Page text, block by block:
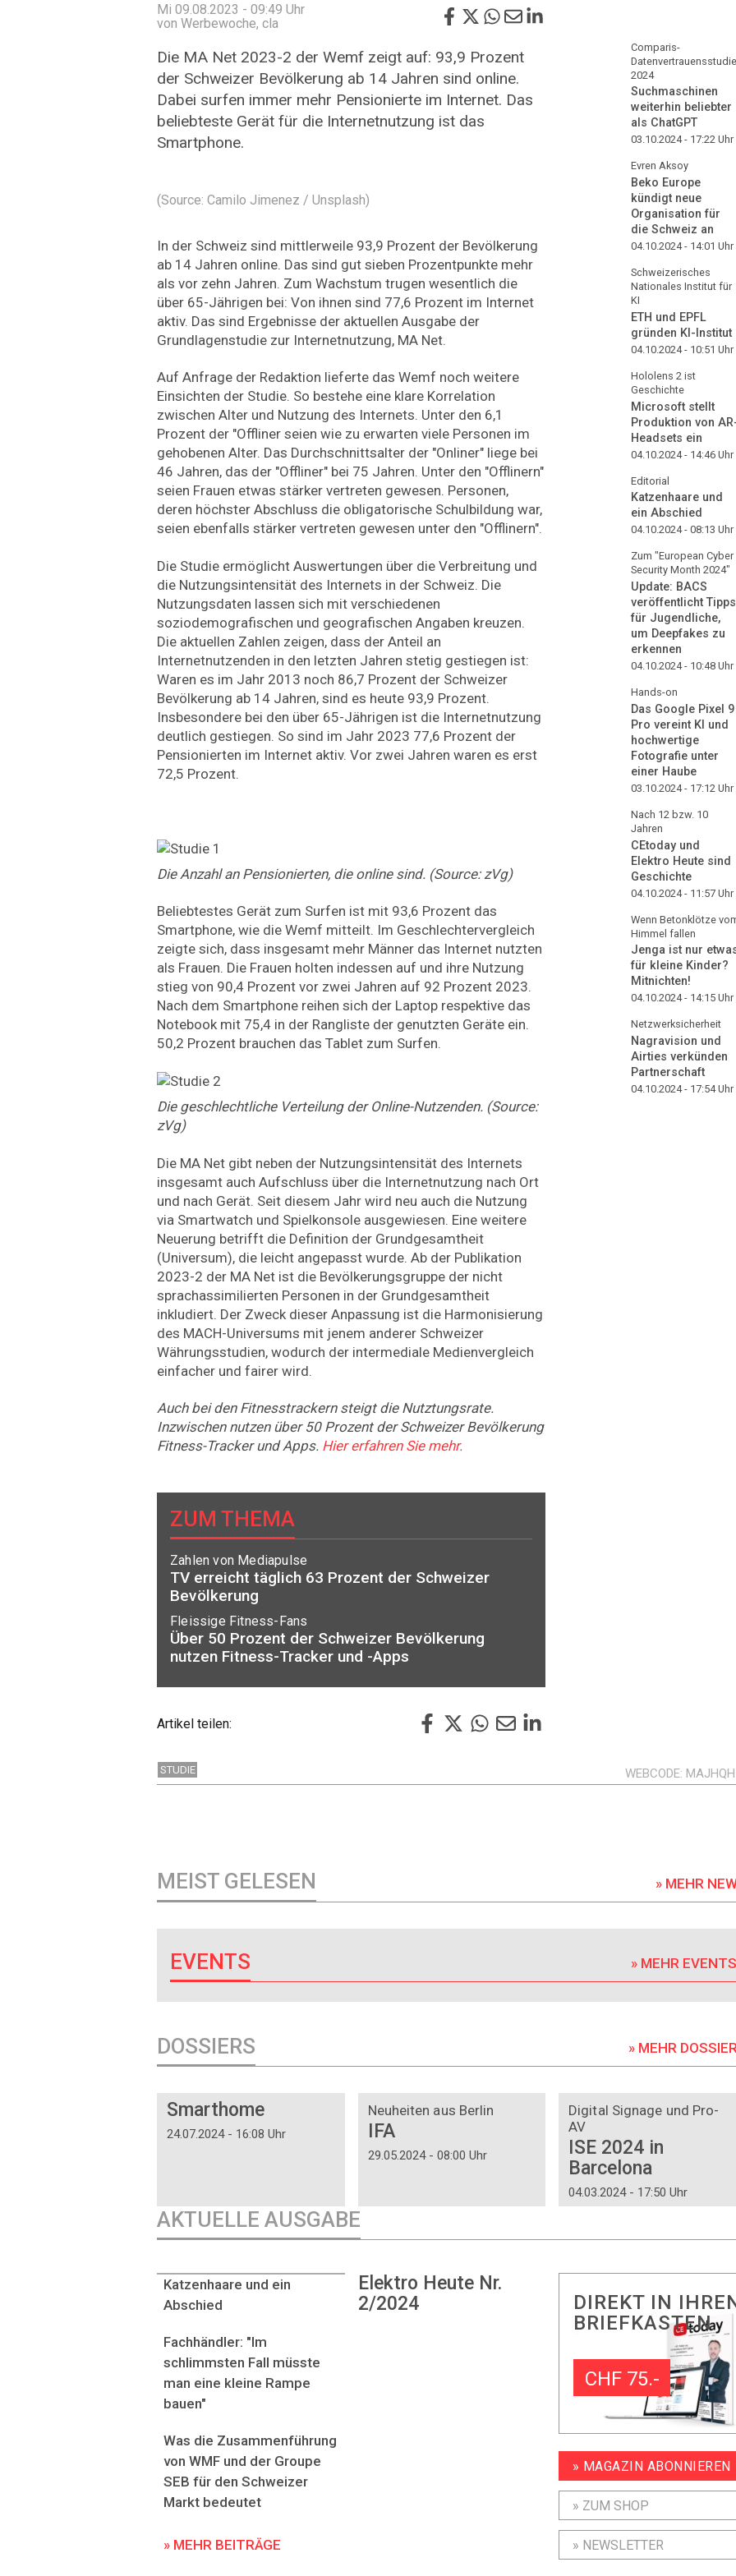
Mi 09.08.2023 - 09:49 Uhr
von Werbewoche, cla
Die MA Net 2023-2 der Wemf zeigt auf: 93,9 Prozent
der Schweizer Bevölkerung ab 14 Jahren sind online.
Dabei surfen immer mehr Pensionierte im Internet. Das
beliebteste Gerät für die Internetnutzung ist das
Smartphone.
(Source: Camilo Jimenez / Unsplash)
In der Schweiz sind mittlerweile 93,9 Prozent der Bevölkerung
ab 14 Jahren online. Das sind gut sieben Prozentpunkte mehr
als vor zehn Jahren. Zum Wachstum trugen wesentlich die
über 65-Jährigen bei: Von ihnen sind 77,6 Prozent im Internet
aktiv. Das sind Ergebnisse der aktuellen Ausgabe der
Grundlagenstudie zur Internetnutzung, MA Net.
Auf Anfrage der Redaktion lieferte das Wemf noch weitere
Einsichten der Studie. So bestehe eine klare Korrelation
zwischen Alter und Nutzung des Internets. Unter den 6,1
Prozent der "Offliner seien wie zu erwarten viele Personen im
gehobenen Alter. Das Durchschnittsalter der "Onliner" liege bei
46 Jahren, das der "Offliner" bei 75 Jahren. Unter den "Offlinern"
seien Frauen etwas stärker vertreten gewesen. Personen,
deren höchster Abschluss die obligatorische Schulbildung war,
seien ebenfalls stärker vertreten gewesen unter den "Offlinern".
Die Studie ermöglicht Auswertungen über die Verbreitung und
die Nutzungsintensität des Internets in der Schweiz. Die
Nutzungsdaten lassen sich mit verschiedenen
soziodemografischen und geografischen Angaben kreuzen.
Die aktuellen Zahlen zeigen, dass der Anteil an
Internetnutzenden in den letzten Jahren stetig gestiegen ist:
Waren es im Jahr 2013 noch 86,7 Prozent der Schweizer
Bevölkerung ab 14 Jahren, sind es heute 93,9 Prozent.
Insbesondere bei den über 65-Jährigen ist die Internetnutzung
deutlich gestiegen. So sind im Jahr 2023 77,6 Prozent der
Pensionierten im Internet aktiv. Vor zwei Jahren waren es erst
72,5 Prozent.
Die Anzahl an Pensionierten, die online sind. (Source: zVg)
Beliebtestes Gerät zum Surfen ist mit 93,6 Prozent das
Smartphone, wie die Wemf mitteilt. Im Geschlechtervergleich
zeigte sich, dass insgesamt mehr Männer das Internet nutzten
als Frauen. Die Frauen holten indessen auf und ihre Nutzung
stieg von 90,4 Prozent vor zwei Jahren auf 92 Prozent 2023.
Nach dem Smartphone reihen sich der Laptop respektive das
Notebook mit 75,4 in der Rangliste der genutzten Geräte ein.
50,2 Prozent brauchen das Tablet zum Surfen.
Die geschlechtliche Verteilung der Online-Nutzenden. (Source:
zVg)
Die MA Net gibt neben der Nutzungsintensität des Internets
insgesamt auch Aufschluss über die Internetnutzung nach Ort
und nach Gerät. Seit diesem Jahr wird neu auch die Nutzung
via Smartwatch und Spielkonsole ausgewiesen. Eine weitere
Neuerung betrifft die Definition der Grundgesamtheit
(Universum), die leicht angepasst wurde. Ab der Publikation
2023-2 der MA Net ist die Bevölkerungsgruppe der nicht
sprachassimilierten Personen in der Grundgesamtheit
inkludiert. Der Zweck dieser Anpassung ist die Harmonisierung
des MACH-Universums mit jenem anderer Schweizer
Währungsstudien, wodurch der intermediale Medienvergleich
einfacher und fairer wird.
Auch bei den Fitnesstrackern steigt die Nutztungsrate.
Inzwischen nutzen über 50 Prozent der Schweizer Bevölkerung
Fitness-Tracker und Apps. Hier erfahren Sie mehr.
ZUM THEMA
Zahlen von Mediapulse
TV erreicht täglich 63 Prozent der Schweizer
Bevölkerung
Fleissige Fitness-Fans
Über 50 Prozent der Schweizer Bevölkerung
nutzen Fitness-Tracker und -Apps
Artikel teilen:
Comparis-
Datenvertrauensstudie
2024
Suchmaschinen
weiterhin beliebter
als ChatGPT
03.10.2024 - 17:22 Uhr
Evren Aksoy
Beko Europe
kündigt neue
Organisation für
die Schweiz an
04.10.2024 - 14:01 Uhr
Schweizerisches
Nationales Institut für
KI
ETH und EPFL
gründen KI-Institut
04.10.2024 - 10:51 Uhr
Hololens 2 ist
Geschichte
Microsoft stellt
Produktion von
Headsets ein
04.10.2024 - 14:46 Uhr
Editorial
Katzenhaare und
ein Abschied
04.10.2024 - 08:13 Uhr
Zum "European Cyber
Security Month 2024"
Update: BACS
veröffentlicht Tipps
für Jugendliche,
um Deepfakes zu
erkennen
04.10.2024 - 10:48 Uhr
Hands-on
Das Google Pixel 9
Pro vereint KI und
hochwertige
Fotografie unter
einer Haube
03.10.2024 - 17:12 Uhr
Nach 12 bzw. 10
Jahren
CEtoday und
Elektro Heute sind
Geschichte
04.10.2024 - 11:57 Uhr
Wenn Betonklötze
Himmel fallen
Jenga ist nur
für kleine Kinder?
Mitnichten!
04.10.2024 - 14:15 Uhr
Netzwerksicherheit
Nagravision und
Airties verkünden
Partnerschaft
04.10.2024 - 17:54Uhr
STUDIE WEBCODE
MEIST GELESEN » MEHR
EVENTS » MEHR
DOSSIERS » MEHR
Smarthome
24.07.2024 - 16:08 Uhr
Neuheiten aus Berlin
IFA
29.05.2024 - 08:00 Uhr
Digital Signage und Pro-
AV
ISE 2024 in
Barcelona
04.03.2024 - 17:50 Uhr
AKTUELLE AUSGABE
Elektro Heute Nr.
2/2024
Katzenhaare und ein
Abschied
Fachhändler: "Im
schlimmsten Fall müsste
man eine kleine Rampe
bauen"
Was die Zusammenführung
von WMF und der Groupe
SEB für den Schweizer
Markt bedeutet
» MEHR BEITRÄGE
DIREKT IN
BRIEFKASTEN
CHF 75.-
» MAGAZIN ABONNIEREN
» ZUM SHOP
» NEWSLETTER